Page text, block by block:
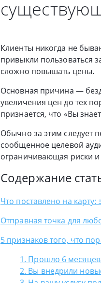
Клиенты никогда не
привыкли пользоваться
сложно повышать цены.
Основная причина —
увеличения цен до тех
признается, что «Вы
Обычно за этим следует
сообщенное целевой
ограничивающая риски
Содержание
Что поставлено на
Отправная точка для
5 признаков того, что
1. Прошло 6
2. Вы внедрили